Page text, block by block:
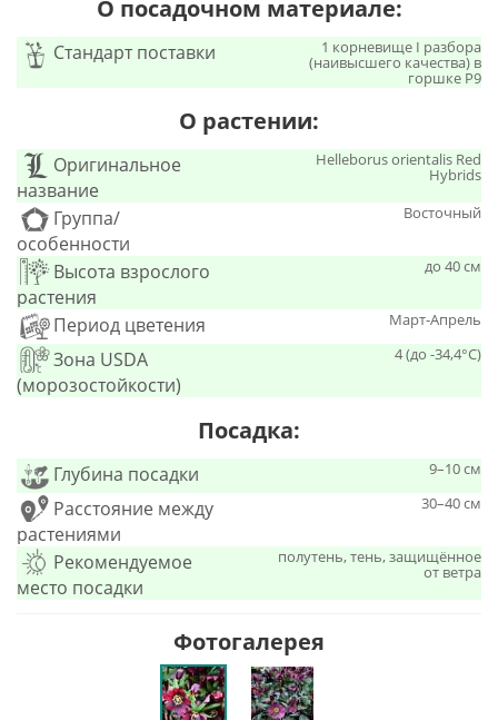
О посадочном материале:
Стандарт поставки 1 корневище I разбора
(наивысшего качества) в
горшке Р9
О растении:
Оригинальное
название
Helleborus orientalis Red
Hybrids
Группа/
особенности
Восточный
Высота взрослого
растения
до 40 см
Период цветения Март-Апрель
Зона USDA
(морозостойкости)
4 (до -34,4°С)
Посадка:
Глубина посадки 9–10 см
Расстояние между
растениями
30–40 см
Рекомендуемое
место посадки
полутень, тень, защищённое
от ветра
Фотогалерея